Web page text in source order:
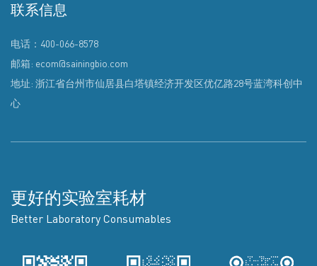
联系信息
电话：400-066-8578
邮箱: ecom@sainingbio.com
地址: 浙江省台州市仙居县白塔镇经济开发区优亿路28号蓝湾科创中
心
更好的实验室耗材
Better Laboratory Consumables